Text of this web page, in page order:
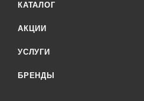
КАТАЛОГ
АКЦИИ
УСЛУГИ
БРЕНДЫ